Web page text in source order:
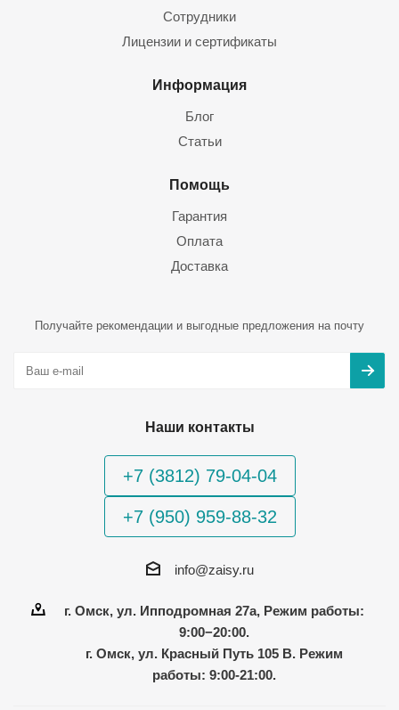
Сотрудники
Лицензии и сертификаты
Информация
Блог
Статьи
Помощь
Гарантия
Оплата
Доставка
Получайте рекомендации и выгодные предложения на почту
Наши контакты
+7 (3812) 79-04-04
+7 (950) 959-88-32
info@zaisy.ru
г. Омск, ул. Ипподромная 27а, Режим работы:
9:00−20:00.
г. Омск, ул. Красный Путь 105 В. Режим
работы: 9:00-21:00.